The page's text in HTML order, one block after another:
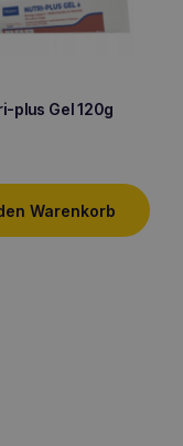
plus Gel 120g
Warenkorb